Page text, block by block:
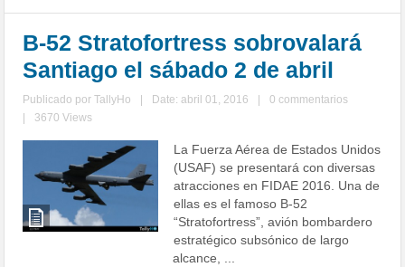
B-52 Stratofortress sobrovalará
Santiago el sábado 2 de abril
Publicado porTallyHo Date: abril 01, 2016
0 commentarios
3670 Views
La Fuerza Aérea de Estados Unidos
(USAF) se presentará con diversas
atracciones en FIDAE 2016. Una de
ellas es el famoso B-52
“Stratofortress”, avión bombardero
estratégico subsónico de largo
alcance, ...